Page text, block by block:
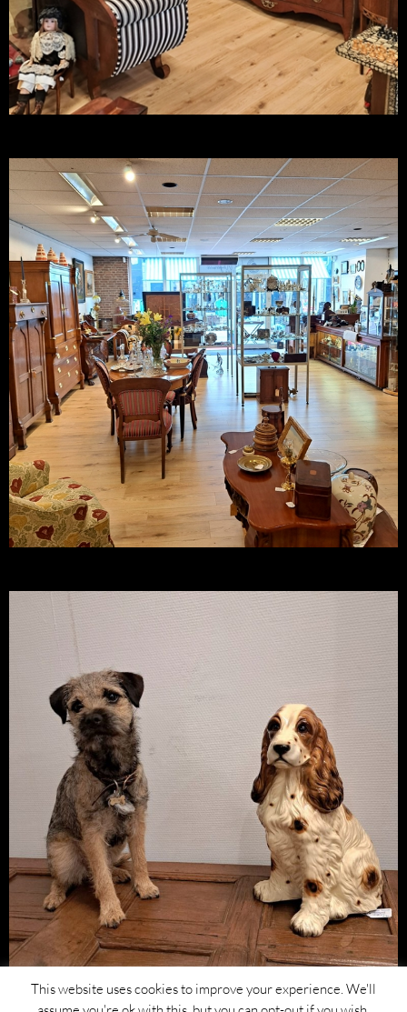
This website uses cookies to improve your experience. We'll